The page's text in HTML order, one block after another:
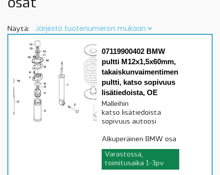
osat
Näytä:
07119900402 BMW
pultti M12x1,5x60mm,
takaiskunvaimentimen
pultti, katso sopivuus
lisätiedoista, OE
Malleihin
katso lisätiedoista
sopivuus autoosi
Alkuperäinen BMW osa
Varastossa,
toimitusaika 1-3pv